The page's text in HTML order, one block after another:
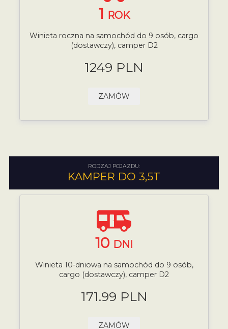
1 ROK
Winieta roczna na samochód do 9 osób, cargo
(dostawczy), camper D2
1249 PLN
ZAMÓW
RODZAJ POJAZDU:
KAMPER DO 3,5T
10 DNI
Winieta 10-dniowa na samochód do 9 osób,
cargo (dostawczy), camper D2
171.99 PLN
ZAMÓW